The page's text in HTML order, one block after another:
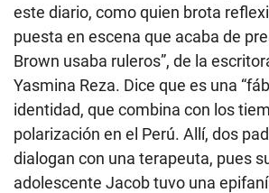
este diario, como quien brota
puesta en escena que acaba de
Brown usaba ruleros”, de la
Yasmina Reza. Dice que es una
identidad, que combina con los
polarización en el Perú. Allí, dos
dialogan con una terapeuta, pues
adolescente Jacob tuvo una